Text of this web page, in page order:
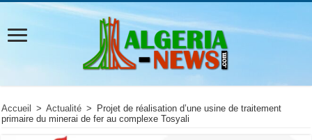
Accueil > Actualité >
Projet de réalisation d’une usine de traitement
primaire du minerai de fer au complexe Tosyali